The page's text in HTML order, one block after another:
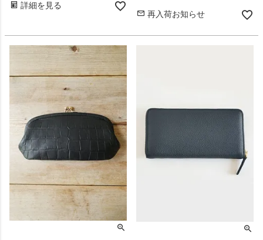
詳細を見る
再入荷お知らせ